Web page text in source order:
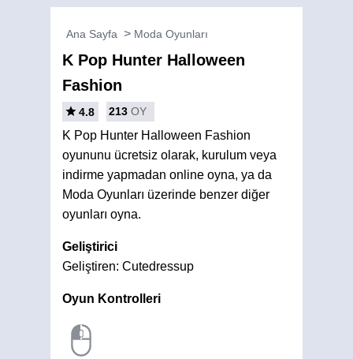
Ana Sayfa Moda Oyunları
K Pop Hunter Halloween
Fashion
4.8 213 OY
K Pop Hunter Halloween Fashion
oyununu ücretsiz olarak, kurulum veya
indirme yapmadan online oyna, ya da
Moda Oyunları üzerinde benzer diğer
oyunları oyna.
Geliştirici
Geliştiren: Cutedressup
Oyun Kontrolleri